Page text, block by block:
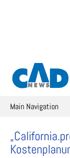
Main Navigation